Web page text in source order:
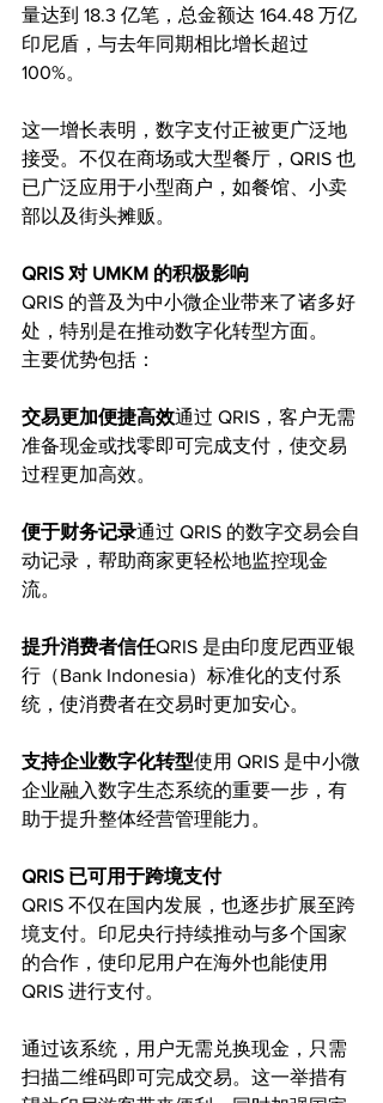
量达到 18.3 亿笔，总金额达 164.48 万亿
印尼盾，与去年同期相比增长超过
100%。
这一增长表明，数字支付正被更广泛地
接受。不仅在商场或大型餐厅，QRIS 也
已广泛应用于小型商户，如餐馆、小卖
部以及街头摊贩。
QRIS 对 UMKM 的积极影响
QRIS 的普及为中小微企业带来了诸多好
处，特别是在推动数字化转型方面。
主要优势包括：
交易更加便捷高效通过 QRIS，客户无需
准备现金或找零即可完成支付，使交易
过程更加高效。
便于财务记录通过 QRIS 的数字交易会自
动记录，帮助商家更轻松地监控现金
流。
提升消费者信任QRIS 是由印度尼西亚银
行（Bank Indonesia）标准化的支付系
统，使消费者在交易时更加安心。
支持企业数字化转型使用 QRIS 是中小微
企业融入数字生态系统的重要一步，有
助于提升整体经营管理能力。
QRIS 已可用于跨境支付
QRIS 不仅在国内发展，也逐步扩展至跨
境支付。印尼央行持续推动与多个国家
的合作，使印尼用户在海外也能使用
QRIS 进行支付。
通过该系统，用户无需兑换现金，只需
扫描二维码即可完成交易。这一举措有